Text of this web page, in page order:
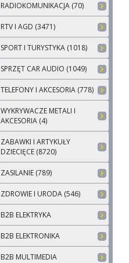
RADIOKOMUNIKACJA (70)
RTV I AGD (3471)
SPORT I TURYSTYKA (1018)
SPRZĘT CAR AUDIO (1049)
TELEFONY I AKCESORIA (778)
WYKRYWACZE METALI I
AKCESORIA (4)
ZABAWKI I ARTYKUŁY
DZIECIĘCE (8720)
ZASILANIE (789)
ZDROWIE I URODA (546)
B2B ELEKTRYKA
B2B ELEKTRONIKA
B2B MULTIMEDIA